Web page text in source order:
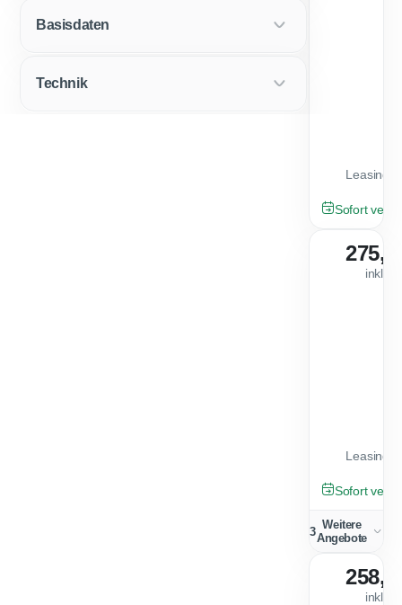
Basisdaten
Technik
GEBRAUCHT
Sofort
inkl.
Sofort
3 Weitere
Angebote
inkl.